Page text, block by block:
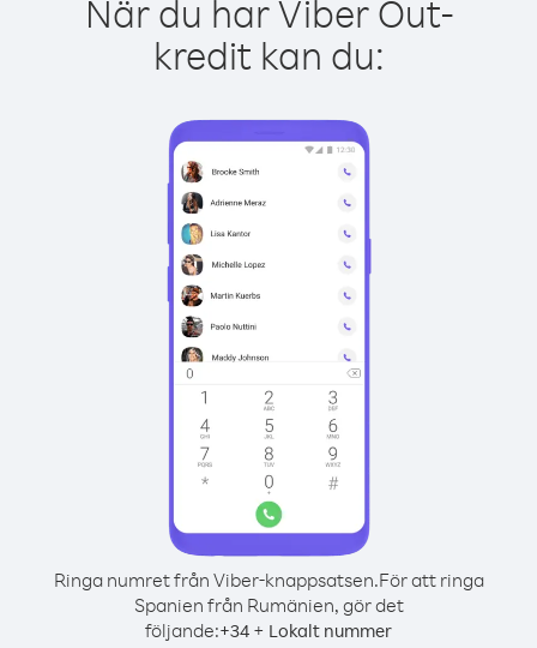
När du har Viber Out-
kredit kan du:
Ringa numret från Viber-knappsatsen.För att ringa
Spanien från Rumänien, gör det
följande:+34 + Lokalt nummer